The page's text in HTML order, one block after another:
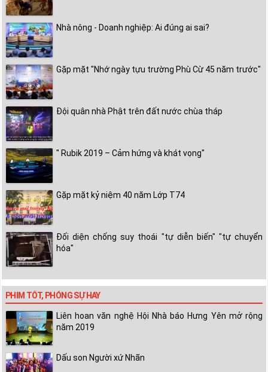
Nhà nông - Doanh nghiệp: Ai đúng ai sai?
Gặp mặt "Nhớ ngày tựu trường Phù Cừ 45 năm trước"
Đội quân nhà Phật trên đất nước chùa tháp
" Rubik 2019 – Cảm hứng và khát vọng"
Gặp mặt kỷ niệm 40 năm Lớp T74
Đối diện chống suy thoái "tự diễn biến" "tự chuyển
hóa"
PHIM TỐT, PHÓNG SỰ HAY
Liên hoan văn nghệ Hội Nhà báo Hưng Yên mở rộng
năm 2019
Dấu son Người xứ Nhãn